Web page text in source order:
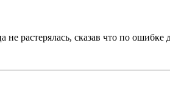
растерялась, сказав что по ошибке